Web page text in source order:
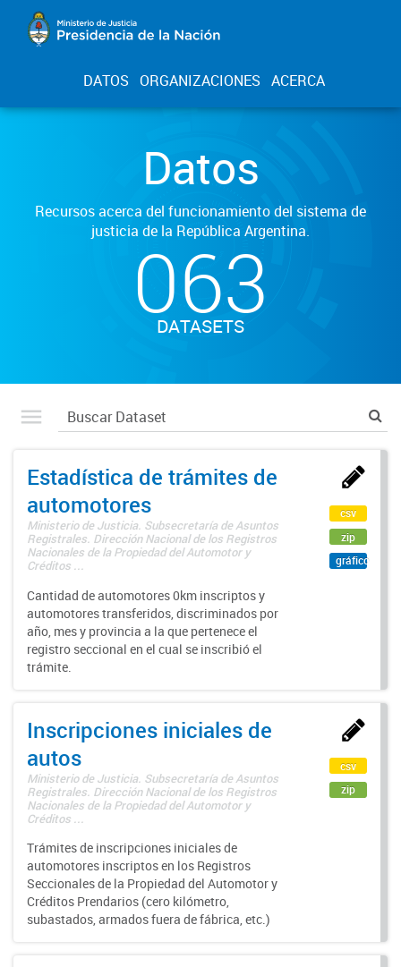
DATOS ORGANIZACIONES ACERCA
Datos
Recursos acerca del funcionamiento del sistema de
justicia de la República Argentina.
063
DATASETS
Estadística de trámites de
automotores
Ministerio de Justicia. Subsecretaría de Asuntos
Registrales. Dirección Nacional de los Registros
Nacionales de la Propiedad del Automotor y
Créditos ...
Cantidad de automotores 0km inscriptos y
automotores transferidos, discriminados por
año, mes y provincia a la que pertenece el
registro seccional en el cual se inscribió el
trámite.
csv
zip
gráfico
Inscripciones iniciales de
autos
Ministerio de Justicia. Subsecretaría de Asuntos
Registrales. Dirección Nacional de los Registros
Nacionales de la Propiedad del Automotor y
Créditos ...
Trámites de inscripciones iniciales de
automotores inscriptos en los Registros
Seccionales de la Propiedad del Automotor y
Créditos Prendarios (cero kilómetro,
subastados, armados fuera de fábrica, etc.)
csv
zip